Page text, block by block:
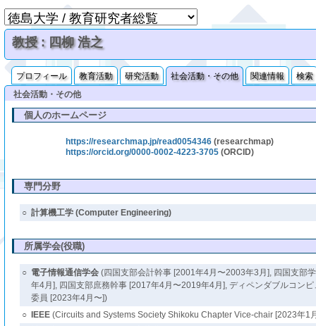
教授 : 四柳 浩之
プロフィール 教育活動 研究活動 社会活動・その他 関連情報
検索
社会活動・その他
個人のホームページ
https://researchmap.jp/read0054346 (researchmap)
https://orcid.org/0000-0002-4223-3705 (ORCID)
専門分野
○ 計算機工学 (Computer Engineering)
所属学会(役職)
○ 電子情報通信学会(四国支部会計幹事 [2001年4月〜2003年3月], 四国支部
年4月], 四国支部庶務幹事 [2017年4月〜2019年4月], ディペンダブルコン
委員 [2023年4月〜])
○
IEEE(Circuits and Systems Society Shikoku Chapter Vice-chair [2023年1